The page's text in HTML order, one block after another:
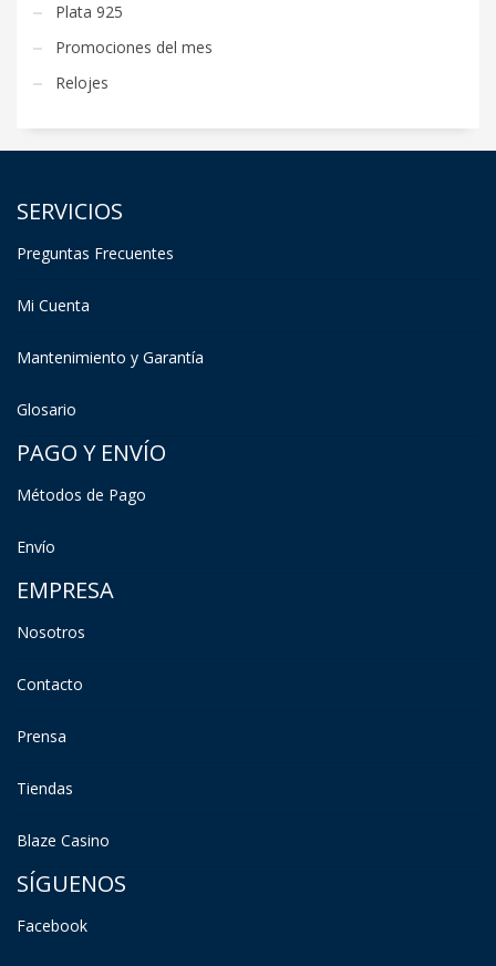
Plata 925
Promociones del mes
Relojes
SERVICIOS
Preguntas Frecuentes
Mi Cuenta
Mantenimiento y Garantía
Glosario
PAGO Y ENVÍO
Métodos de Pago
Envío
EMPRESA
Nosotros
Contacto
Prensa
Tiendas
Blaze Casino
SÍGUENOS
Facebook